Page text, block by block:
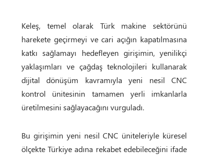
Keleş, temel olarak Türk makine sektörünü
harekete geçirmeyi ve cari açığın kapatılmasına
katkı sağlamayı hedefleyen girişimin, yenilikçi
yaklaşımları ve çağdaş teknolojileri kullanarak
dijital dönüşüm kavramıyla yeni nesil CNC
kontrol ünitesinin tamamen yerli imkanlarla
üretilmesini sağlayacağını vurguladı.
Bu girişimin yeni nesil CNC üniteleriyle küresel
ölçekte Türkiye adına rekabet edebileceğini ifade